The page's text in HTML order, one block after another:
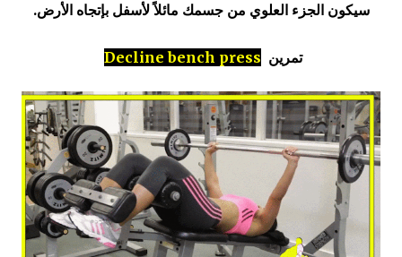
سيكون الجزء العلوي من جسمك مائلاً لأسفل بإتجاه الأرض.
تمرين Decline bench press